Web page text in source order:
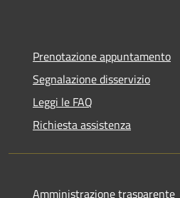
Prenotazione appuntamento
Segnalazione disservizio
Leggi le FAQ
Richiesta assistenza
Amministrazione trasparente